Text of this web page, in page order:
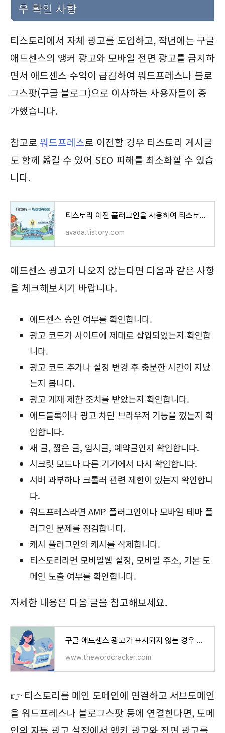
우 확인 사항
티스토리에서 자체 광고를 도입하고, 작년에는 구글
애드센스의 앵커 광고와 모바일 전면 광고를 금지하
면서 애드센스 수익이 급감하여 워드프레스나 블로
그스팟(구글 블로그)으로 이사하는 사용자들이 증
가했습니다.
참고로 워드프레스로 이전할 경우 티스토리 게시글
도 함께 옮길 수 있어 SEO 피해를 최소화할 수 있습
니다.
티스토리 이전 플러그인을 사용하여 티스토리를 워드프레스로 이사하는 쉬운 방법
avada.tistory.com
애드센스 광고가 나오지 않는다면 다음과 같은 사항
을 체크해보시기 바랍니다.
애드센스 승인 여부를 확인합니다.
광고 코드가 사이트에 제대로 삽입되었는지 확인합
니다.
광고 코드 추가나 설정 변경 후 충분한 시간이 지났
는지 봅니다.
광고 게재 제한 조치를 받았는지 확인합니다.
애드블록이나 광고 차단 브라우저 기능을 껐는지 확
인합니다.
새 글, 짧은 글, 임시글, 예약글인지 확인합니다.
시크릿 모드나 다른 기기에서 다시 확인합니다.
서버 과부하나 크롤러 관련 제한이 있는지 확인합니
다.
워드프레스라면 AMP 플러그인이나 모바일 테마 플
러그인 문제를 점검합니다.
캐시 플러그인의 캐시를 삭제합니다.
티스토리라면 모바일웹 설정, 모바일 주소, 기본 도
메인 노출 여부를 확인합니다.
자세한 내용은 다음 글을 참고해보세요.
구글 애드센스 광고가 표시되지 않는 경우 확인 사항 - 워드프레스 정보꾸러미
www.thewordcracker.com
👉 티스토리를 메인 도메인에 연결하고 서브도메인
을 워드프레스나 블로그스팟 등에 연결한다면, 도메